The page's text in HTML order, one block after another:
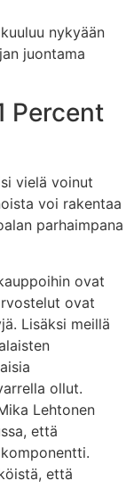
nykyään
juontama
Percent
vielä voinut
voi rakentaa
parhaimpana
ovat
ovat
Lisäksi meillä
ollut.
Lehtonen
että
että